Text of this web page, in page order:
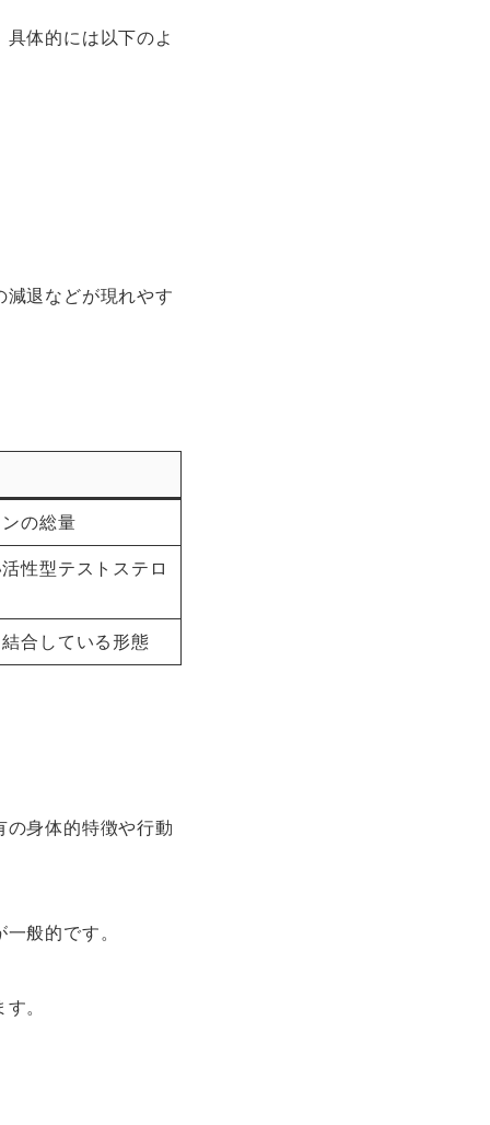
体的には以下のよ
退などが現れやす
の総量
性型テストステロ
合している形態
身体的特徴や行動
般的です。
。